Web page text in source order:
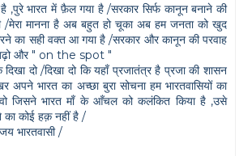
,पुरे भारत में फ़ैल गया है /सरकार सिर्फ कानून बनाने की
/मेरा मानना है अब बहुत हो चूका अब हम जनता को खुद
का सही वक्त आ गया है /सरकार और कानून की परवाह
और " on the spot "
दो /दिखा दो कि यहाँ प्रजातंत्र है प्रजा की शासन
अपने भारत का अच्छा बुरा सोचना हम भारतवासियों का
वो जिसने भारत माँ के आँचल को कलंकित किया है ,उसे
का कोई हक़ नहीं है /
भारतवासी /